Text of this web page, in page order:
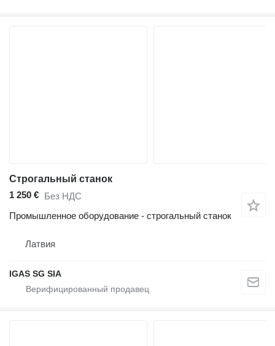
Строгальный станок
1 250 € Без НДС
Промышленное оборудование - строгальный станок
Латвия
IGAS SG SIA